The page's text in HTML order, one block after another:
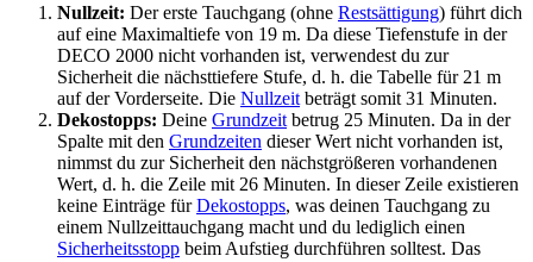
Nullzeit: Der erste Tauchgang (ohne Restsättigung) führt dich
auf eine Maximaltiefe von 19 m. Da diese Tiefenstufe in der
DECO 2000 nicht vorhanden ist, verwendest du zur
Sicherheit die nächsttiefere Stufe, d. h. die Tabelle für 21 m
auf der Vorderseite. Die Nullzeit beträgt somit 31 Minuten.
Dekostopps: Deine Grundzeit betrug 25 Minuten. Da in der
Spalte mit den Grundzeiten dieser Wert nicht vorhanden ist,
nimmst du zur Sicherheit den nächstgrößeren vorhandenen
Wert, d. h. die Zeile mit 26 Minuten. In dieser Zeile existieren
keine Einträge fürDekostopps, was deinen Tauchgang zu
einem Nullzeittauchgang macht und du lediglich einen
Sicherheitsstopp beim Aufstieg durchführen solltest. Das